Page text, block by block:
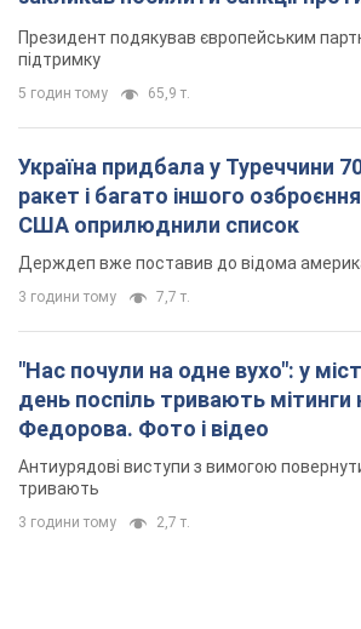
Президент подякував європейським
підтримку
5 годин тому 65,9 т.
Україна придбала у Туреччини
ракет і багато іншого
США оприлюднили список
Держдеп вже поставив до відома
3 години тому 7,7 т.
"Нас почули на одне вухо": у
день поспіль тривають мітинги
Федорова. Фото і відео
Антиурядові виступи з вимогою
тривають
3 години тому 2,7 т.